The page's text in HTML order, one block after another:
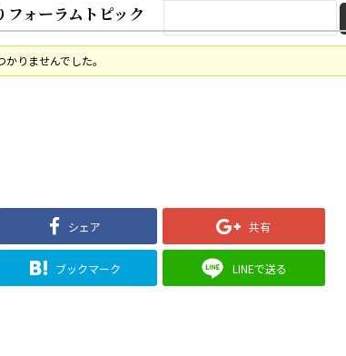
フォーラムトピック
かりませんでした。
シェア 共有
ブックマーク LINEで送る